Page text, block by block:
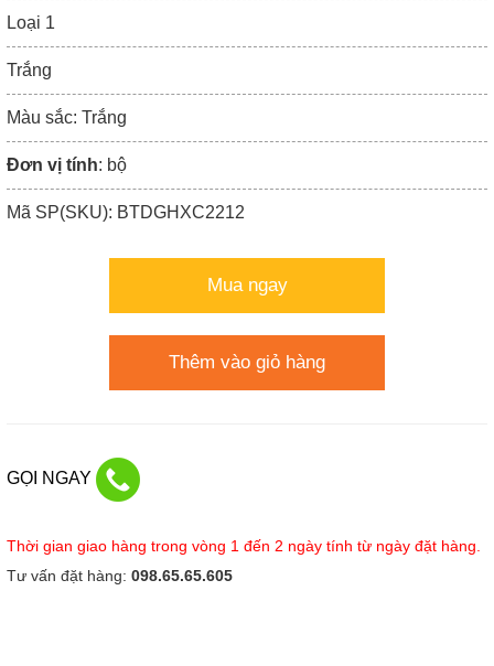
Loại 1
Trắng
Màu sắc: Trắng
Đơn vị tính: bộ
Mã SP(SKU): BTDGHXC2212
Mua ngay
Thêm vào giỏ hàng
GỌI NGAY
Thời gian giao hàng trong vòng 1 đến 2 ngày tính từ ngày đặt hàng.
Tư vấn đặt hàng: 098.65.65.605